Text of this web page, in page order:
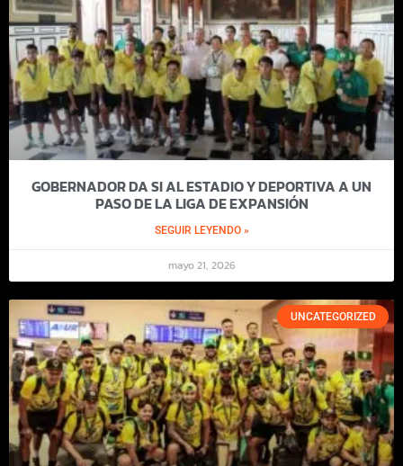
GOBERNADOR DA SI AL ESTADIO Y DEPORTIVA A UN
PASO DE LA LIGA DE EXPANSIÓN
SEGUIR LEYENDO »
mayo 21, 2026
UNCATEGORIZED